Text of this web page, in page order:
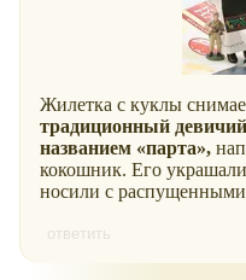
Жилетка с куклы
традиционный
названием
парта ,
кокошник. Его
носили с
ответить